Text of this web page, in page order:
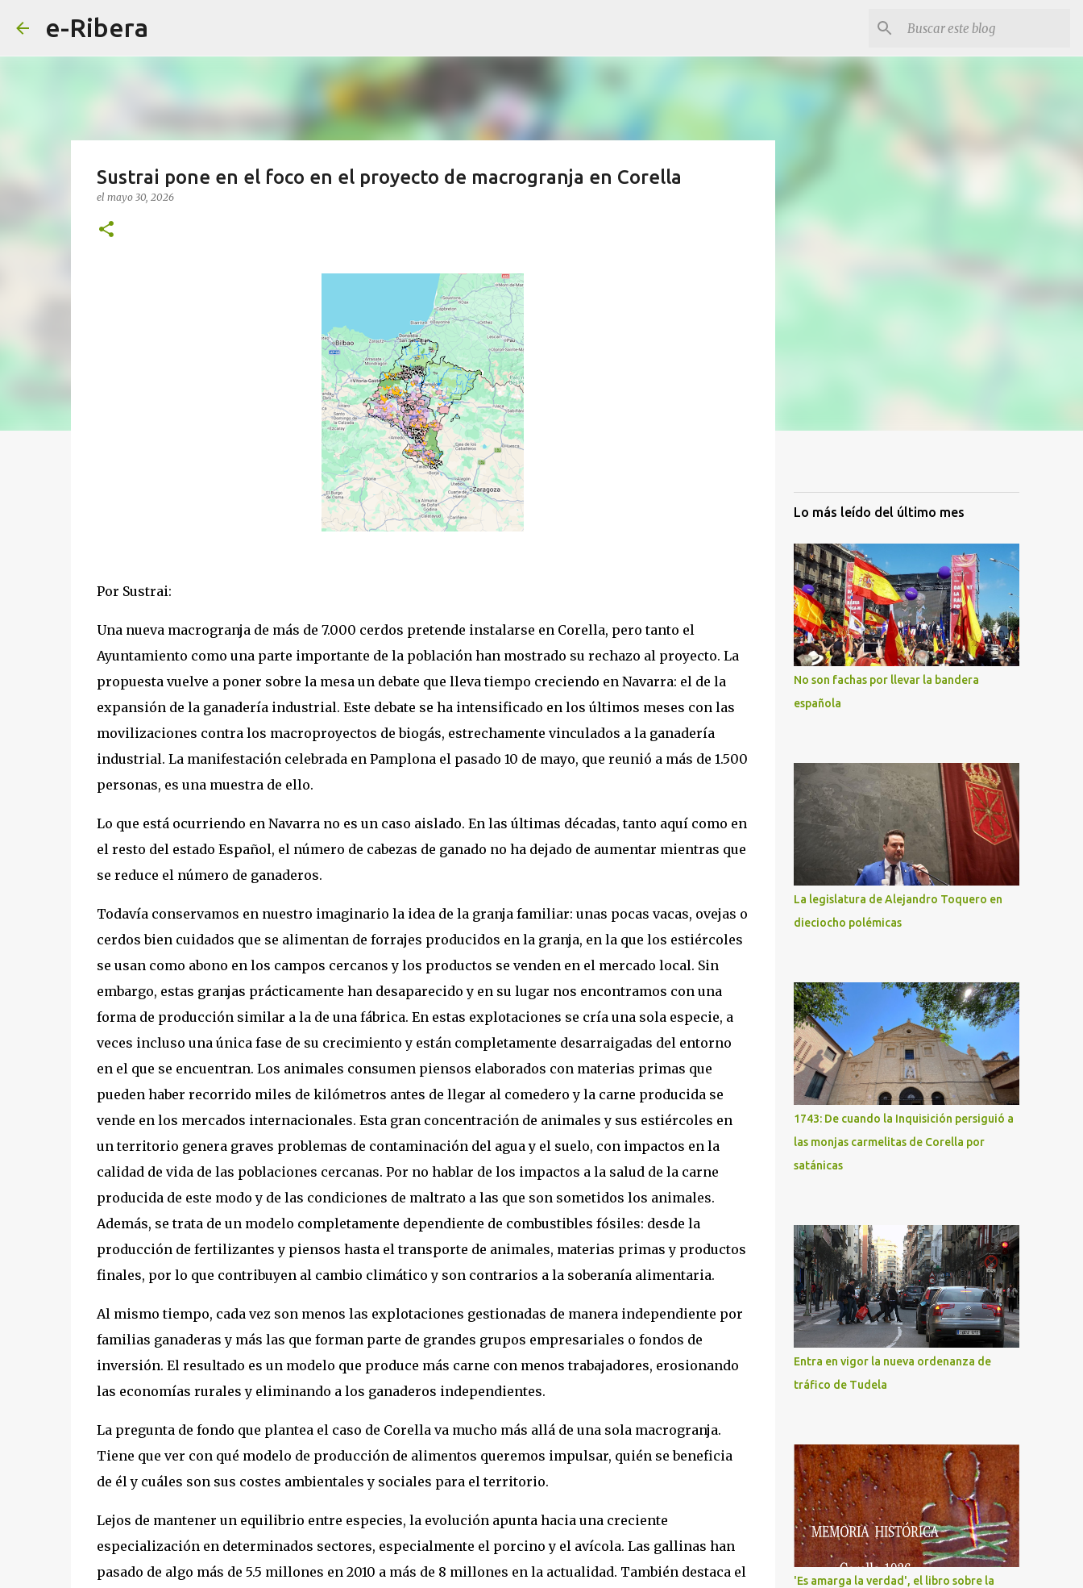
e-Ribera
Sustrai pone en el foco en el proyecto de macrogranja en Corella
el mayo 30, 2026
Por Sustrai:
Una nueva macrogranja de más de 7.000 cerdos pretende instalarse en Corella, pero tanto el
Ayuntamiento como una parte importante de la población han mostrado su rechazo al proyecto. La
propuesta vuelve a poner sobre la mesa un debate que lleva tiempo creciendo en Navarra: el de la
expansión de la ganadería industrial. Este debate se ha intensificado en los últimos meses con las
movilizaciones contra los macroproyectos de biogás, estrechamente vinculados a la ganadería
industrial. La manifestación celebrada en Pamplona el pasado 10 de mayo, que reunió a más de 1.500
personas, es una muestra de ello.
Lo que está ocurriendo en Navarra no es un caso aislado. En las últimas décadas, tanto aquí como en
el resto del estado Español, el número de cabezas de ganado no ha dejado de aumentar mientras que
se reduce el número de ganaderos.
Todavía conservamos en nuestro imaginario la idea de la granja familiar: unas pocas vacas, ovejas o
cerdos bien cuidados que se alimentan de forrajes producidos en la granja, en la que los estiércoles
se usan como abono en los campos cercanos y los productos se venden en el mercado local. Sin
embargo, estas granjas prácticamente han desaparecido y en su lugar nos encontramos con una
forma de producción similar a la de una fábrica. En estas explotaciones se cría una sola especie, a
veces incluso una única fase de su crecimiento y están completamente desarraigadas del entorno
en el que se encuentran. Los animales consumen piensos elaborados con materias primas que
pueden haber recorrido miles de kilómetros antes de llegar al comedero y la carne producida se
vende en los mercados internacionales. Esta gran concentración de animales y sus estiércoles en
un territorio genera graves problemas de contaminación del agua y el suelo, con impactos en la
calidad de vida de las poblaciones cercanas. Por no hablar de los impactos a la salud de la carne
producida de este modo y de las condiciones de maltrato a las que son sometidos los animales.
Además, se trata de un modelo completamente dependiente de combustibles fósiles: desde la
producción de fertilizantes y piensos hasta el transporte de animales, materias primas y productos
finales, por lo que contribuyen al cambio climático y son contrarios a la soberanía alimentaria.
Al mismo tiempo, cada vez son menos las explotaciones gestionadas de manera independiente por
familias ganaderas y más las que forman parte de grandes grupos empresariales o fondos de
inversión. El resultado es un modelo que produce más carne con menos trabajadores, erosionando
las economías rurales y eliminando a los ganaderos independientes.
La pregunta de fondo que plantea el caso de Corella va mucho más allá de una sola macrogranja.
Tiene que ver con qué modelo de producción de alimentos queremos impulsar, quién se beneficia
de él y cuáles son sus costes ambientales y sociales para el territorio.
Lejos de mantener un equilibrio entre especies, la evolución apunta hacia una creciente
especialización en determinados sectores, especialmente el porcino y el avícola. Las gallinas han
pasado de algo más de 5.5 millones en 2010 a más de 8 millones en la actualidad. También destaca el
Lo más leído del último mes
No son fachas por llevar la bandera
española
La legislatura de Alejandro Toquero en
dieciocho polémicas
1743: De cuando la Inquisición persiguió a
las monjas carmelitas de Corella por
satánicas
Entra en vigor la nueva ordenanza de
tráfico de Tudela
'Es amarga la verdad', el libro sobre la